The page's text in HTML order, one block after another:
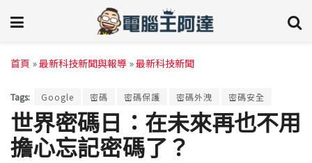
首頁 »最新科技新聞與報導 »最新科技新聞
Tags: Google 密碼 密碼保護 密碼外洩 密碼安全
世界密碼日：在未來再也不用
擔心忘記密碼了？